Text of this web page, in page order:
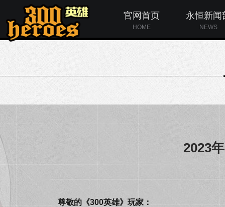
官网首页
HOME
永恒新闻
NEWS
2023
尊敬的《300英雄》玩家：